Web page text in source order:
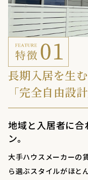
長期入居を生む
「完全自由設計
地域と入居者に合
ン。
大手ハウスメーカーの
ら選ぶスタイルがほと